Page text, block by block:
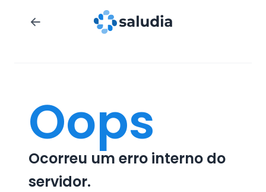
Oops
Ocorreu um erro interno do
servidor.